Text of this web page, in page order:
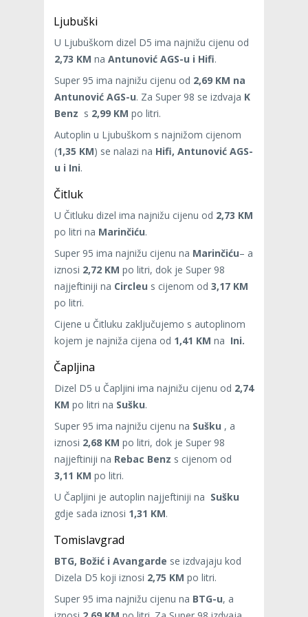
Ljubuški
U Ljubuškom dizel D5 ima najnižu cijenu od
2,73 KM na Antunović AGS-u i Hifi.
Super 95 ima najnižu cijenu od 2,69 KM na
Antunović AGS-u. Za Super 98 se izdvaja K
Benz s 2,99 KM po litri.
Autoplin u Ljubuškom s najnižom cijenom
(1,35 KM) se nalazi na Hifi, Antunović AGS-
u i Ini.
Čitluk
U Čitluku dizel ima najnižu cijenu od 2,73 KM
po litri na Marinčiću.
Super 95 ima najnižu cijenu na Marinčiću– a
iznosi 2,72 KM po litri, dok je Super 98
najjeftiniji na Circleu s cijenom od 3,17 KM
po litri.
Cijene u Čitluku zaključujemo s autoplinom
kojem je najniža cijena od 1,41 KM na Ini.
Čapljina
Dizel D5 u Čapljini ima najnižu cijenu od 2,74
KM po litri na Sušku.
Super 95 ima najnižu cijenu na Sušku , a
iznosi 2,68 KM po litri, dok je Super 98
najjeftiniji na Rebac Benz s cijenom od
3,11 KM po litri.
U Čapljini je autoplin najjeftiniji na Sušku
gdje sada iznosi 1,31 KM.
Tomislavgrad
BTG, Božić i Avangarde se izdvajaju kod
Dizela D5 koji iznosi 2,75 KM po litri.
Super 95 ima najnižu cijenu na BTG-u, a